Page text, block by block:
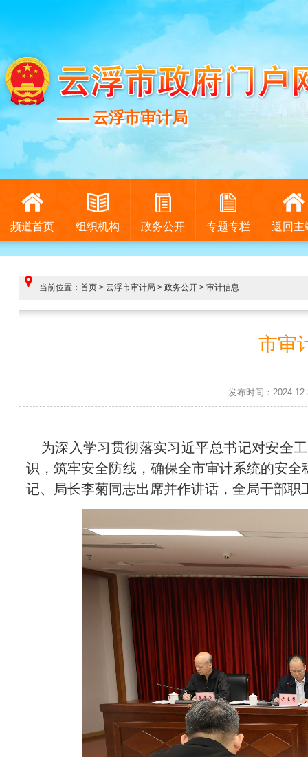
—— 云浮市审计局
—— 云浮市审计局
频道首页 组织机构 政务公开 专题专栏 返回主
当前位置： 首页 > 云浮市审计局 > 政务公开 > 审计信息
市审
发布时间：2024-
为深入学习贯彻落实习近平总书记对安全
识，筑牢安全防线，确保全市审计系统的安
记、局长李菊同志出席并作讲话，全局干部职